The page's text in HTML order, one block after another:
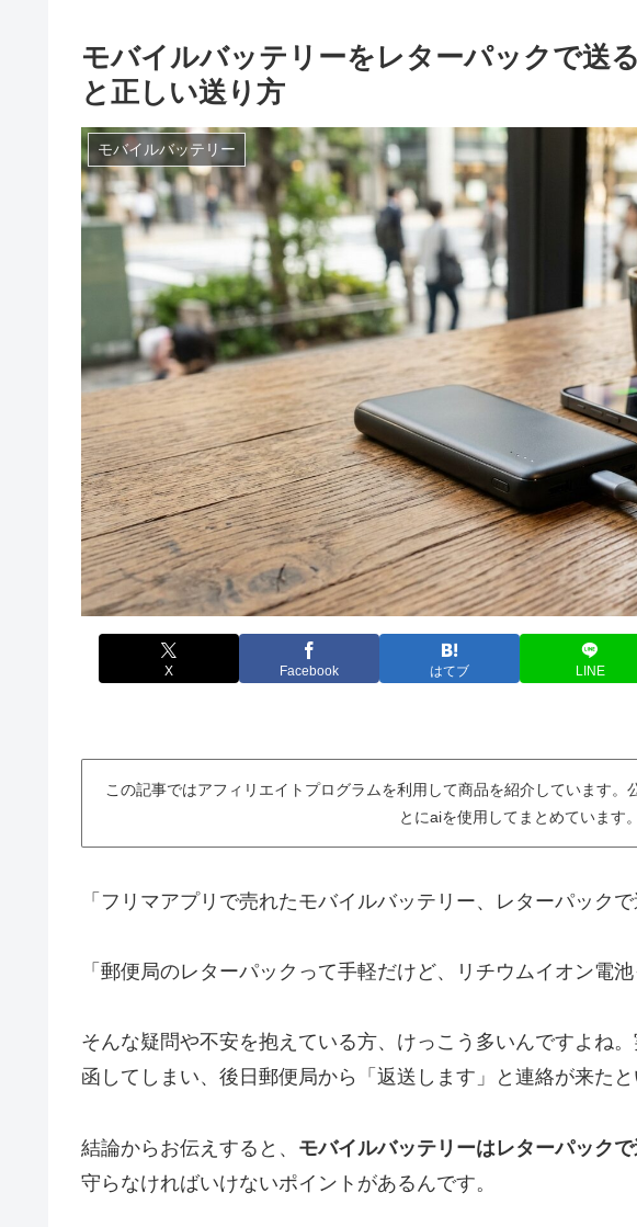
モバイルバッテリーをレターパックで送
と正しい送り方
モバイルバッテリー
X Facebook はてブ LINE
この記事ではアフィリエイトプログラムを利用して商品を紹介しています。
とにaiを使用してまとめています。
「フリマアプリで売れたモバイルバッテリー、レターパックで
「郵便局のレターパックって手軽だけど、リチウムイオン電
そんな疑問や不安を抱えている方、けっこう多いんですよね
函してしまい、後日郵便局から「返送します」と連絡が来たと
結論からお伝えすると、 モバイルバッテリーはレターパックで
守らなければいけないポイントがあるんです。